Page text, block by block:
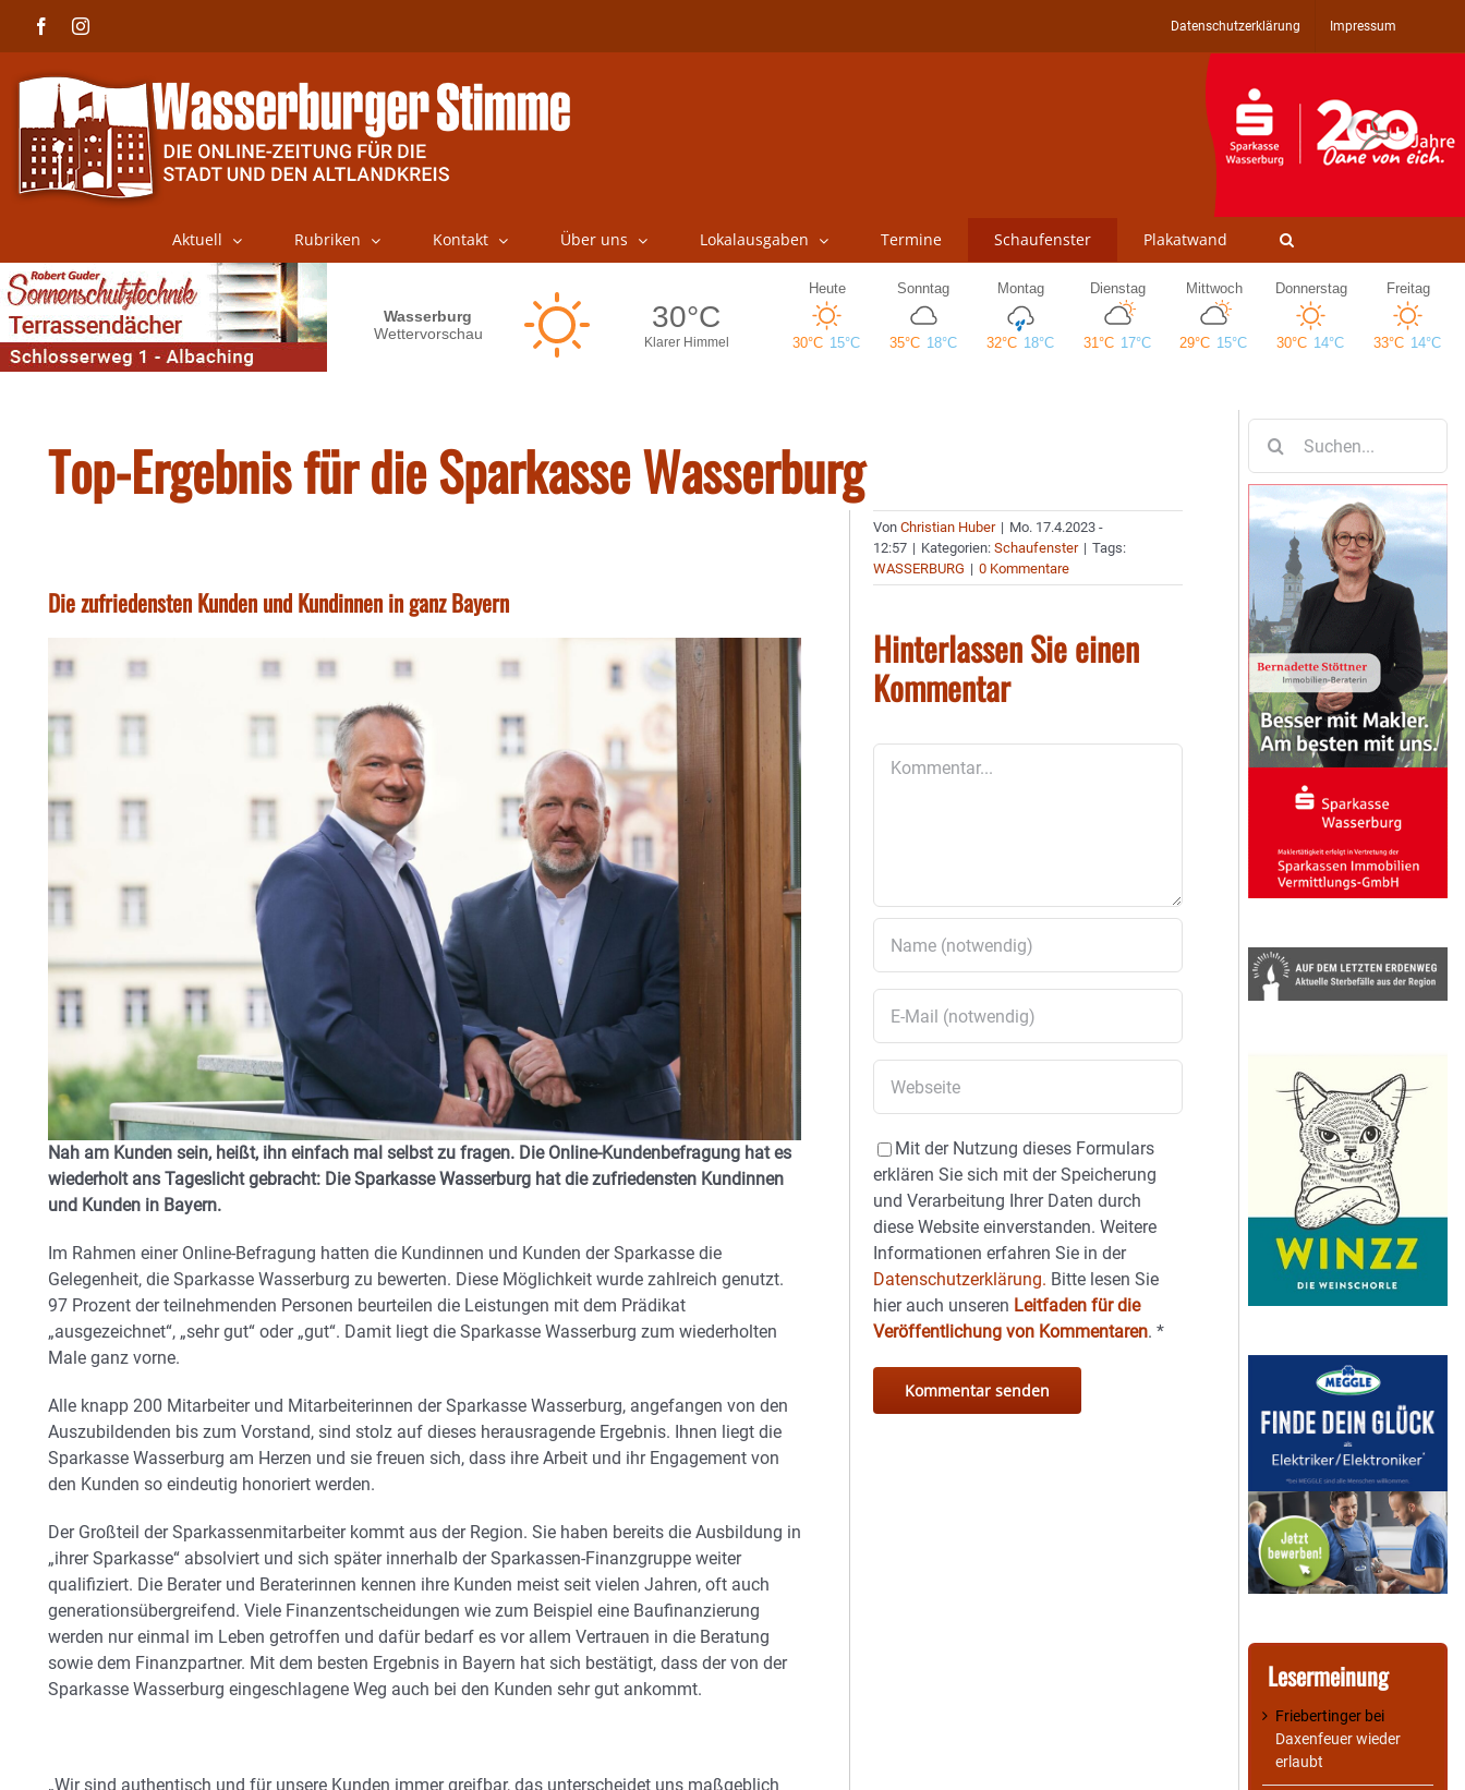
FacebookInstagram Datenschutzerklärung Impressum
Aktuell Rubriken Kontakt Über uns Lokalausgaben Termine Schaufenster Plakatwand
Top-Ergebnis für die Sparkasse Wasserburg
Die zufriedensten Kunden und Kundinnen in ganz Bayern
Nah am Kunden sein, heißt, ihn einfach mal selbst zu fragen. Die Online-Kundenbefragung hat es
wiederholt ans Tageslicht gebracht: Die Sparkasse Wasserburg hat die zufriedensten Kundinnen
und Kunden in Bayern.
Im Rahmen einer Online-Befragung hatten die Kundinnen und Kunden der Sparkasse die
Gelegenheit, die Sparkasse Wasserburg zu bewerten. Diese Möglichkeit wurde zahlreich genutzt.
97 Prozent der teilnehmenden Personen beurteilen die Leistungen mit dem Prädikat
„ausgezeichnet“, „sehr gut“ oder „gut“. Damit liegt die Sparkasse Wasserburg zum wiederholten
Male ganz vorne.
Alle knapp 200 Mitarbeiter und Mitarbeiterinnen der Sparkasse Wasserburg, angefangen von den
Auszubildenden bis zum Vorstand, sind stolz auf dieses herausragende Ergebnis. Ihnen liegt die
Sparkasse Wasserburg am Herzen und sie freuen sich, dass ihre Arbeit und ihr Engagement von
den Kunden so eindeutig honoriert werden.
Der Großteil der Sparkassenmitarbeiter kommt aus der Region. Sie haben bereits die Ausbildung in
„ihrer Sparkasse“ absolviert und sich später innerhalb der Sparkassen-Finanzgruppe weiter
qualifiziert. Die Berater und Beraterinnen kennen ihre Kunden meist seit vielen Jahren, oft auch
generationsübergreifend. Viele Finanzentscheidungen wie zum Beispiel eine Baufinanzierung
werden nur einmal im Leben getroffen und dafür bedarf es vor allem Vertrauen in die Beratung
sowie dem Finanzpartner. Mit dem besten Ergebnis in Bayern hat sich bestätigt, dass der von der
Sparkasse Wasserburg eingeschlagene Weg auch bei den Kunden sehr gut ankommt.
„Wir sind authentisch und für unsere Kunden immer greifbar, das unterscheidet uns maßgeblich
VonChristian Huber | Mo. 17.4.2023 -
12:57 | Kategorien:Schaufenster | Tags:
WASSERBURG | 0 Kommentare
Hinterlassen Sie einen
Kommentar
Mit der Nutzung dieses Formulars
erklären Sie sich mit der Speicherung
und Verarbeitung Ihrer Daten durch
diese Website einverstanden. Weitere
Informationen erfahren Sie in der
Datenschutzerklärung. Bitte lesen Sie
hier auch unseren Leitfaden für die
Veröffentlichung von Kommentaren.*
nach:
Lesermeinung
Friebertinger bei
Daxenfeuer wieder
erlaubt